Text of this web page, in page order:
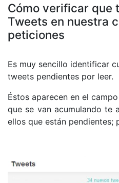
Cómo verificar que
Tweets en nuestra
peticiones
Es muy sencillo identificar
tweets pendientes por leer.
Éstos aparecen en el
que se van acumulando te
ellos que están pendientes;